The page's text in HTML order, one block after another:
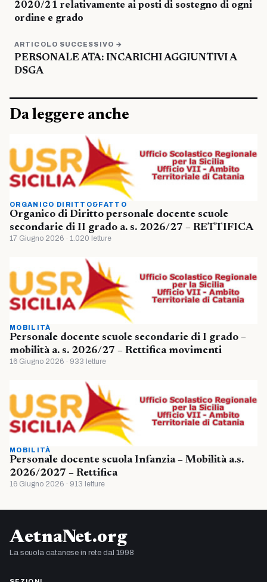
2020/21 relativamente ai posti di sostegno di ogni
ordine e grado
ARTICOLO SUCCESSIVO →
PERSONALE ATA: INCARICHI AGGIUNTIVI A
DSGA
Da leggere anche
ORGANICO DIRITTO&FATTO
Organico di Diritto personale docente scuole
secondarie di II grado a. s. 2026/27 – RETTIFICA
17 Giugno 2026 · 1.020 letture
MOBILITÀ
Personale docente scuole secondarie di I grado –
mobilità a. s. 2026/27 – Rettifica movimenti
16 Giugno 2026 · 933 letture
MOBILITÀ
Personale docente scuola Infanzia – Mobilità a.s.
2026/2027 – Rettifica
16 Giugno 2026 · 913 letture
AetnaNet.org
La scuola catanese in rete dal 1998